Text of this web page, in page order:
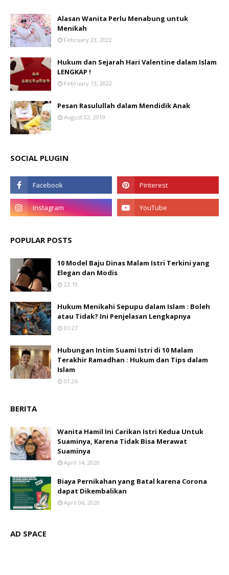
Alasan Wanita Perlu Menabung untuk
Menikah
February 23, 2022
Hukum dan Sejarah Hari Valentine dalam Islam
LENGKAP !
February 13, 2022
Pesan Rasulullah dalam Mendidik Anak
August 02, 2019
SOCIAL PLUGIN
POPULAR POSTS
10 Model Baju Dinas Malam Istri Terkini yang
Elegan dan Modis
23:19
Hukum Menikahi Sepupu dalam Islam : Boleh
atau Tidak? Ini Penjelasan Lengkapnya
01:27
Hubungan Intim Suami Istri di 10 Malam
Terakhir Ramadhan : Hukum dan Tips dalam
Islam
01:26
BERITA
Wanita Hamil Ini Carikan Istri Kedua Untuk
Suaminya, Karena Tidak Bisa Merawat
Suaminya
April 14, 2020
Biaya Pernikahan yang Batal karena Corona
dapat Dikembalikan
April 06, 2020
AD SPACE